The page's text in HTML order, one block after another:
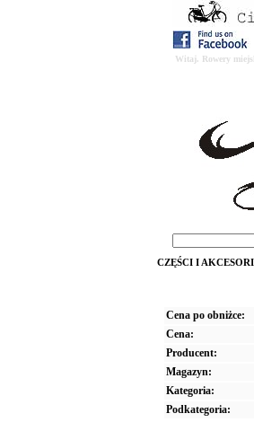
Witaj. Rowery
CZĘŚCI I
Cena po obniżce:
Cena:
Producent:
Magazyn:
Kategoria:
Podkategoria: